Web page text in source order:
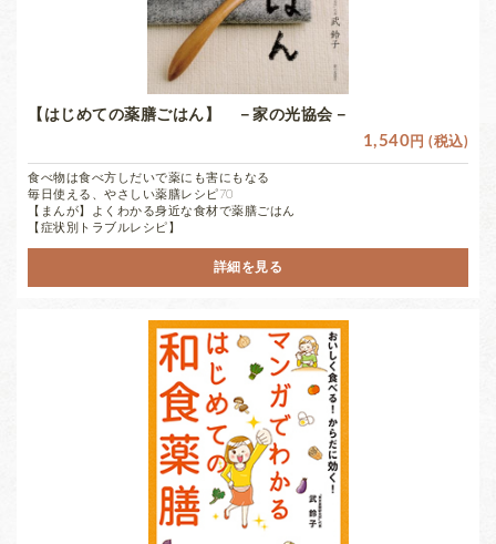
【はじめての薬膳ごはん】 －家の光協会－
1,540 円 (税込)
食べ物は食べ方しだいで薬にも害にもなる
毎日使える、やさしい薬膳レシピ70
【まんが】よくわかる身近な食材で薬膳ごはん
【症状別トラブルレシピ】
詳細を見る